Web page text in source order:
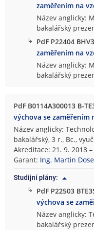
zaměřením na
Název anglicky:
bakalářský
↳ PdF P22404
zaměřením na
Název anglicky:
bakalářský
PdF B0114A300013 B-
výchova se zaměřením
Název anglicky:
bakalářský, 3 r., Bc.,
Akreditace: 21. 9. 2018
Garant: Ing. Martin
Studijní plány:
↳ PdF P22503
výchova se
Název anglicky:
bakalářský